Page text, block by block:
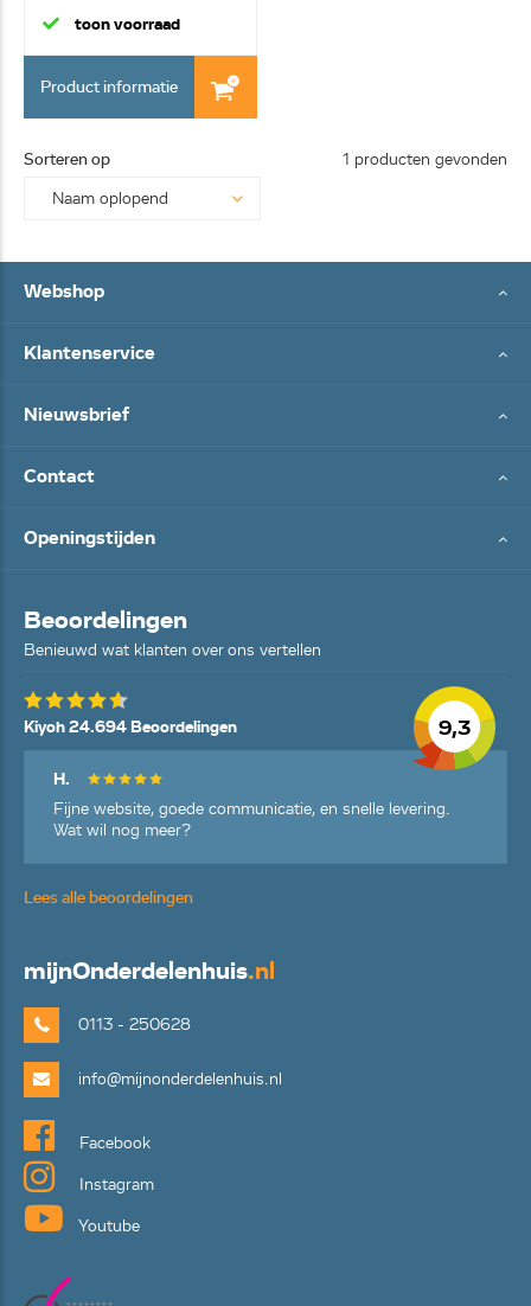
toon voorraad
Product informatie
Sorteren op 1 producten gevonden
Webshop
Klantenservice
Nieuwsbrief
Contact
Openingstijden
Beoordelingen
Benieuwd wat klanten over ons vertellen
9,3
Kiyoh 24.694 Beoordelingen
H.
Fijne website, goede communicatie, en snelle levering.
Wat wil nog meer?
Lees alle beoordelingen
mijnOnderdelenhuis.nl
0113 - 250628
info@mijnonderdelenhuis.nl
Facebook
Instagram
Youtube